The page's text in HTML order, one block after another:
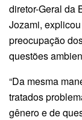
diretor-Geral da
Jozami,
preocupação
questões
“Da mesma
tratados
gênero e de